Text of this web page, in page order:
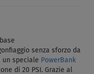
senza sforzo da
un speciale PowerBank
di 20 PSI. Grazie al